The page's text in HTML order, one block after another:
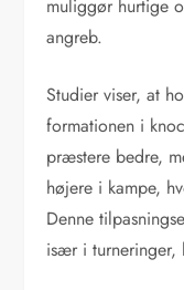
muliggør hurtige
angreb.
Studier viser, at
formationen i
præstere bedre,
højere i kampe,
Denne
især i turneringer,